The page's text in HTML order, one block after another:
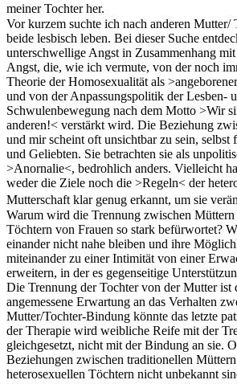
meiner Tochter her.
Vor kurzem suchte ich nach anderen Mutter/
beide lesbisch leben. Bei dieser Suche
unterschwellige Angst in Zusammenhang
Angst, die, wie ich vermute, von der noch
Theorie der Homosexualität als
und von der Anpassungspolitik der Lesben-
Schwulenbewegung nach dem Motto >Wir
anderen!< verstärkt wird. Die Beziehung
und mir scheint oft unsichtbar zu sein, selbst
und Geliebten. Sie betrachten sie als
>Anornalie<, bedrohlich anders. Vielleicht
weder die Ziele noch die >Regeln< der
Mutterschaft klar genug erkannt, um sie
Warum wird die Trennung zwischen Müttern
Töchtern von Frauen so stark befürwortet?
einander nicht nahe bleiben und ihre
miteinander zu einer Intimität von einer
erweitern, in der es gegenseitige
Die Trennung der Tochter von der Mutter ist
angemessene Erwartung an das Verhalten
Mutter/Tochter-Bindung könnte das letzte
der Therapie wird weibliche Reife mit der
gleichgesetzt, nicht mit der Bindung an sie.
Beziehungen zwischen traditionellen
heterosexuellen Töchtern nicht unbekannt